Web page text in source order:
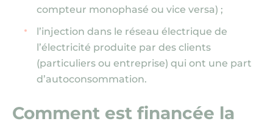
compteur monophasé ou vice versa) ;
l’injection dans le réseau électrique de
l’électricité produite par des clients
(particuliers ou entreprise) qui ont une part
d’autoconsommation.
Comment est financée la